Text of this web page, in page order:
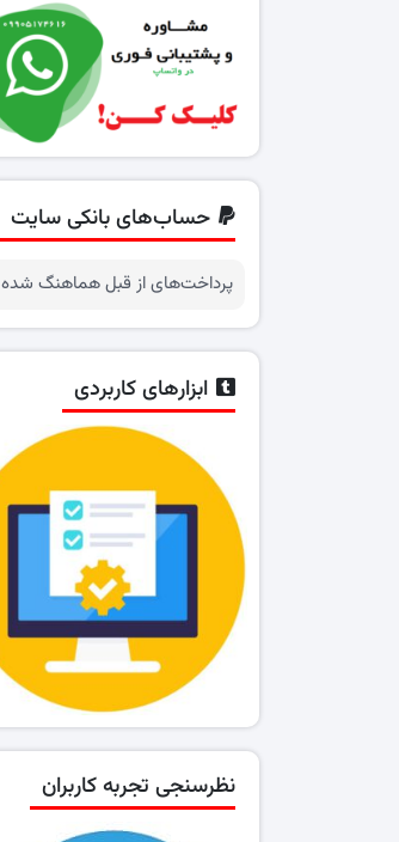
حساب‌های بانکی سایت
پرداخت‌های از قبل هماهنگ شده
ابزارهای کاربردی
نظرسنجی تجربه کاربران